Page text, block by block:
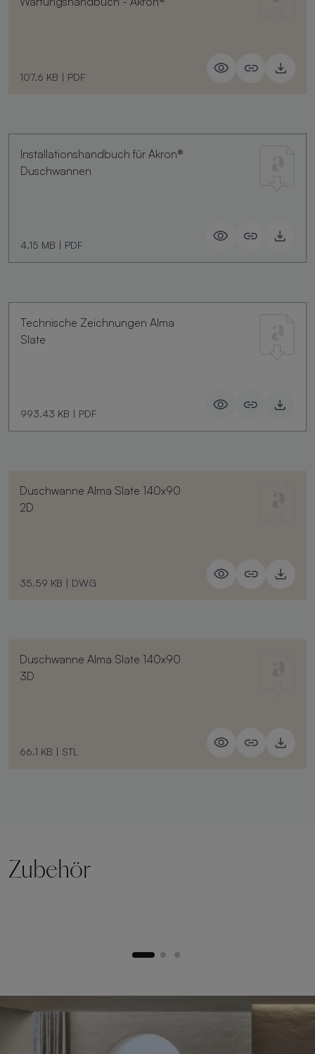
107.6 KB | PDF
Installationshandbuch für Akron®
Duschwannen
4.15 MB | PDF
Technische Zeichnungen Alma
Slate
993.43 KB | PDF
Duschwanne Alma Slate 140x90
2D
35.59 KB | DWG
Duschwanne Alma Slate 140x90
3D
66.1 KB | STL
Zubehör